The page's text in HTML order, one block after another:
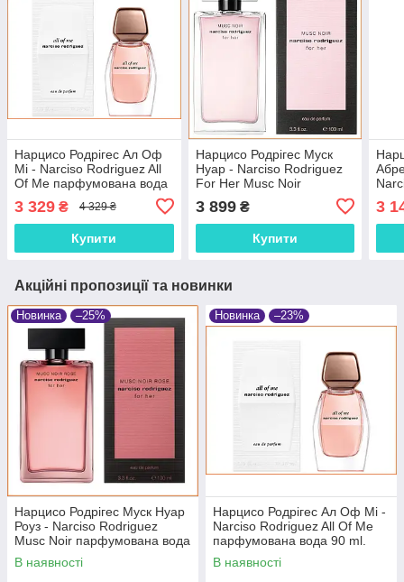
Нарцисо Родрігес Ал Оф
Мі - Narciso Rodriguez All
Of Me парфумована вода
3 329 ₴ 4 329 ₴
Купити
Нарцисо Родрігес Муск
Нуар - Narciso Rodriguez
For Her Musc Noir
ml.
3 899₴
Купити
3
Акційні пропозиції та новинки
Новинка –25%
Нарцисо Родрігес Муск Нуар
Роуз - Narciso Rodriguez
Musc Noir парфумована вода
100 ml.
В наявності
Новинка –23%
Нарцисо Родрігес Ал Оф Мі -
Narciso Rodriguez All Of Me
парфумована вода 90 ml.
В наявності